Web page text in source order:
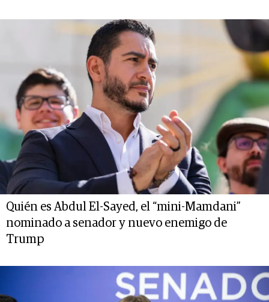
Quién es Abdul El-Sayed, el “mini-Mamdani”
nominado a senador y nuevo enemigo de
Trump